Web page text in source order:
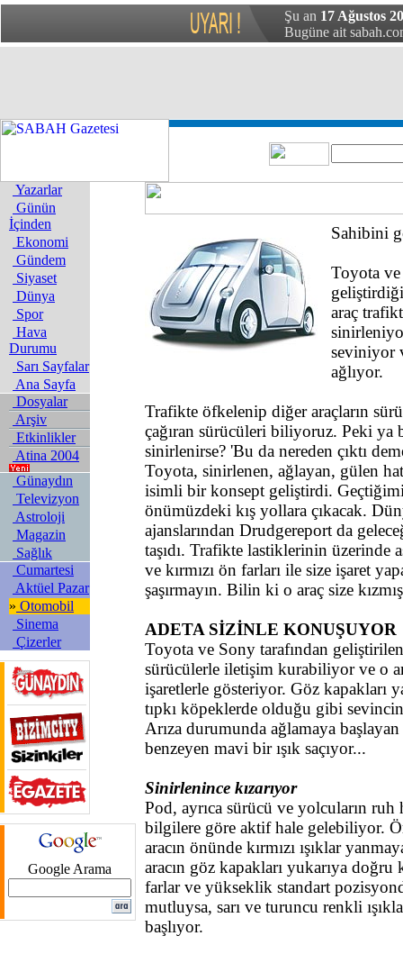
Şu an 17 Ağustos
Bugüne ait
Yazarlar
Günün
İçinden
Ekonomi
Gündem
Siyaset
Dünya
Spor
Hava
Durumu
Sarı Sayfalar
Ana Sayfa
Dosyalar
Arşiv
Etkinlikler
Atina 2004
Günaydın
Televizyon
Astroloji
Magazin
Sağlık
Cumartesi
Aktüel Pazar
» Otomobil
Sinema
Çizerler
Google Arama
Sahibini
Toyota
araç
seviniyor
ağlıyor.
Trafikte öfkelenip diğer araçların
çağıran sürücüleri biliyoruz. Peki ya
sinirlenirse? 'Bu da nereden çıktı
Toyota, sinirlenen, ağlayan, gülen
isimli bir konsept geliştirdi.
önümüzdeki kış yollara çıkacak.
ajanslarından Drudgereport da
taşıdı. Trafikte lastiklerinin üzerinde
ve kırmızı ön farları ile size işaret
şaşırmayın. Bilin ki o araç size
ADETA SİZİNLE KONUŞUYOR
Toyota ve Sony tarafından
sürücülerle iletişim kurabiliyor ve o
işaretlerle gösteriyor. Göz kapakları
tıpkı köpeklerde olduğu gibi
Arıza durumunda ağlamaya
benzeyen mavi bir ışık saçıyor...
Sinirlenince kızarıyor
Pod, ayrıca sürücü ve yolcuların
bilgilere göre aktif hale gelebiliyor.
aracın önünde kırmızı ışıklar
aracın göz kapakları yukarıya
farlar ve yükseklik standart
mutluysa, sarı ve turuncu renkli
başlıyor.